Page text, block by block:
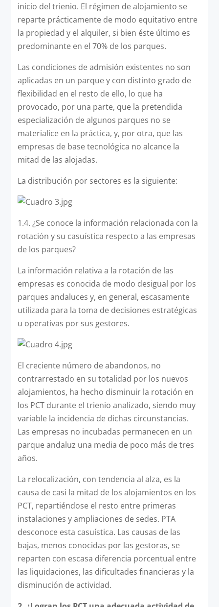
inicio del trienio. El régimen de alojamiento se
reparte prácticamente de modo equitativo entre
la propiedad y el alquiler, si bien éste último es
predominante en el 70% de los parques.
Las condiciones de admisión existentes no son
aplicadas en un parque y con distinto grado de
flexibilidad en el resto de ello, lo que ha
provocado, por una parte, que la pretendida
especialización de algunos parques no se
materialice en la práctica, y, por otra, que las
empresas de base tecnológica no alcance la
mitad de las alojadas.
La distribución por sectores es la siguiente:
1.4. ¿Se conoce la información relacionada con la
rotación y su casuística respecto a las empresas
de los parques?
La información relativa a la rotación de las
empresas es conocida de modo desigual por los
parques andaluces y, en general, escasamente
utilizada para la toma de decisiones estratégicas
u operativas por sus gestores.
El creciente número de abandonos, no
contrarrestado en su totalidad por los nuevos
alojamientos, ha hecho disminuir la rotación en
los PCT durante el trienio analizado, siendo muy
variable la incidencia de dichas circunstancias.
Las empresas no incubadas permanecen en un
parque andaluz una media de poco más de tres
años.
La relocalización, con tendencia al alza, es la
causa de casi la mitad de los alojamientos en los
PCT, repartiéndose el resto entre primeras
instalaciones y ampliaciones de sedes. PTA
desconoce esta casuística. Las causas de las
bajas, menos conocidas por las gestoras, se
reparten con escasa diferencia porcentual entre
las liquidaciones, las dificultades financieras y la
disminución de actividad.